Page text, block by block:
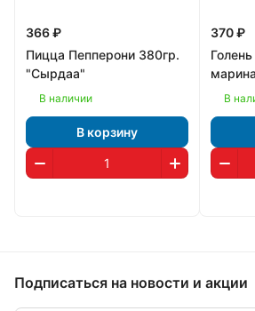
366 ₽
Пицца Пепперони 380гр.
"Сырдаа"
В наличии
В корзину
370 ₽
В
Подписаться на новости и акции